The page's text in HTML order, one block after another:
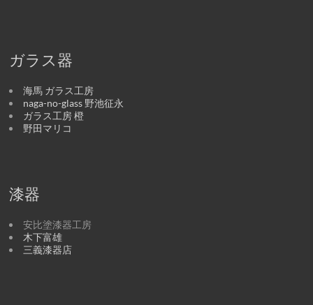
ガラス器
海馬 ガラス工房
naga-no-glass 野池征永
ガラス工房 橙
野田マリコ
漆器
安比塗漆器工房
木下富雄
三義漆器店